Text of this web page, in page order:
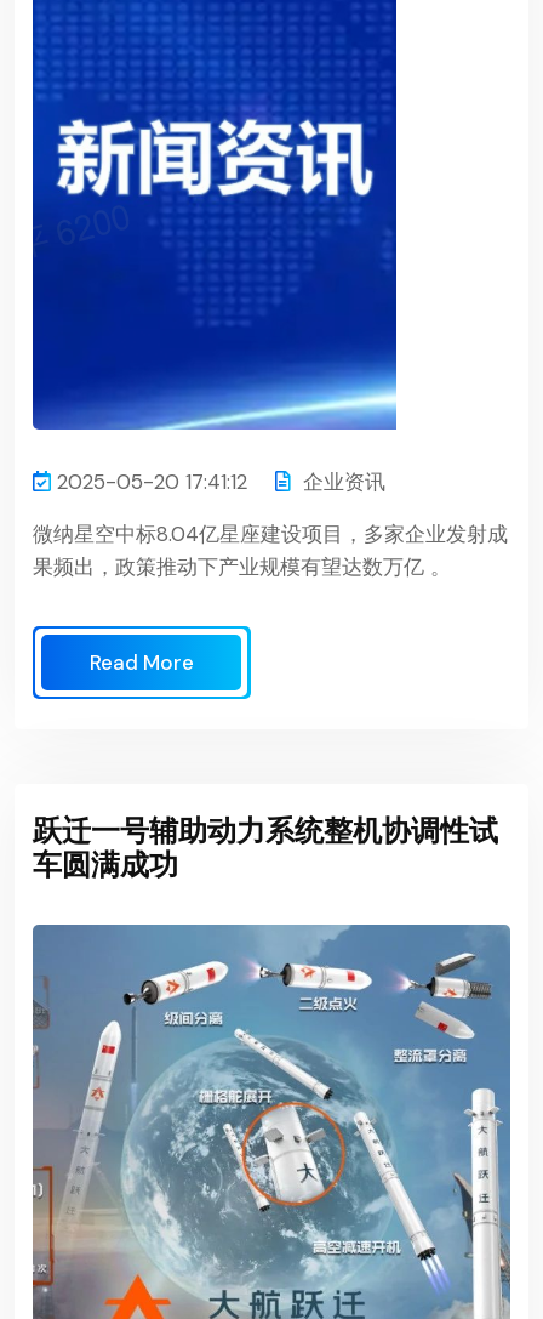
2025-05-20 17:41:12
企业资讯
微纳星空中标8.04亿星座建设项目，多家企业发射成
果频出，政策推动下产业规模有望达数万亿 。
Read More
跃迁一号辅助动力系统整机协调性试
车圆满成功